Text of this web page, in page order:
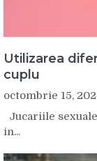
Utilizarea
cuplu
octombrie 15,
Jucariile
in...